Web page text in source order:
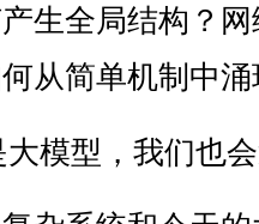
生全局结构？
从简单机制中
模型，我们也